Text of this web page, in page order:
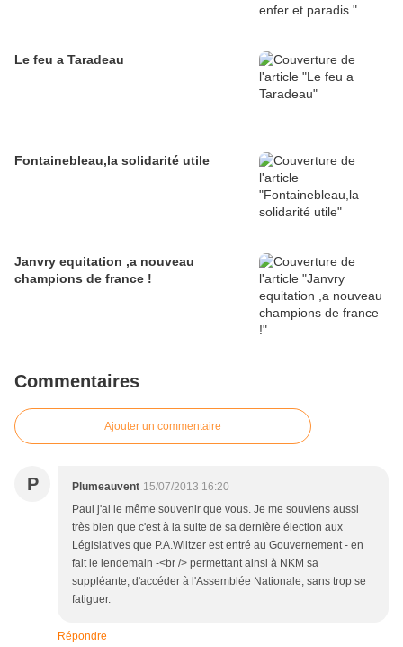
Le feu a Taradeau
Fontainebleau,la solidarité utile
Janvry equitation ,a nouveau
champions de france !
Commentaires
Ajouter un commentaire
P Plumeauvent 15/07/2013 16:20
Paul j'ai le même souvenir que vous. Je me souviens aussi
très bien que c'est à la suite de sa dernière élection aux
Législatives que P.A.Wiltzer est entré au Gouvernement - en
fait le lendemain -<br /> permettant ainsi à NKM sa
suppléante, d'accéder à l'Assemblée Nationale, sans trop se
fatiguer.
Répondre